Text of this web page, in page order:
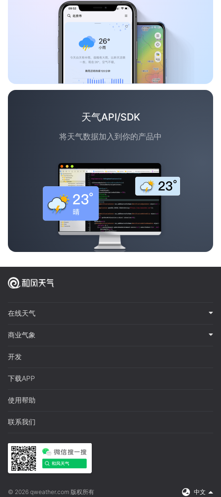
天气API/SDK
将天气数据加入到你的产品中
在线天气
商业气象
开发
下载APP
使用帮助
联系我们
© 2026 qweather.com 版权所有 中文